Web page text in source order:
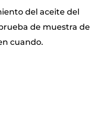
del aceite del
de muestra de
cuando.